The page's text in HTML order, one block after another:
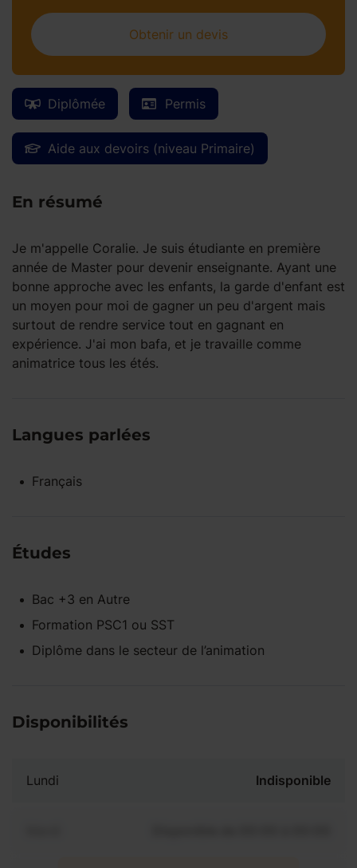
Diplômée Permis
Aide aux devoirs (niveau Primaire)
En résumé
Je m'appelle Coralie. Je suis étudiante en première
année de Master pour devenir enseignante. Ayant une
bonne approche avec les enfants, la garde d'enfant est
un moyen pour moi de gagner un peu d'argent mais
surtout de rendre service tout en gagnant en
expérience. J'ai mon bafa, et je travaille comme
animatrice tous les étés.
Langues parlées
Français
Études
Bac +3 en Autre
Formation PSC1 ou SST
Diplôme dans le secteur de l’animation
Disponibilités
Lundi Indisponible
Obtenir un devis